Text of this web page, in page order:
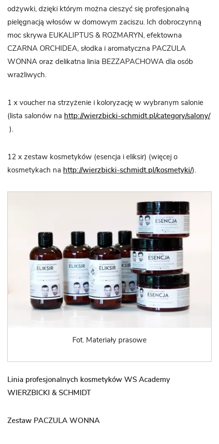
odżywki, dzięki którym można cieszyć się profesjonalną
pielęgnacją włosów w domowym zaciszu. Ich dobroczynną
moc skrywa EUKALIPTUS & ROZMARYN, efektowna
CZARNA ORCHIDEA, słodka i aromatyczna PACZULA
WONNA oraz delikatna linia BEZZAPACHOWA dla osób
wrażliwych.
1 x voucher na strzyżenie i koloryzację w wybranym salonie
(lista salonów na http://wierzbicki-schmidt.pl/category/salony/
).
12 x zestaw kosmetyków (esencja i eliksir) (więcej o
kosmetykach na http://wierzbicki-schmidt.pl/kosmetyki/).
Fot. Materiały prasowe
Linia profesjonalnych kosmetyków WS Academy
WIERZBICKI & SCHMIDT
Zestaw PACZULA WONNA